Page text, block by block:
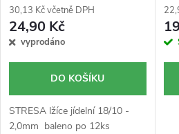
u
k
t
ů
d
u
k
t
ů
30,13 Kč včetně DPH
24,90 Kč
vyprodáno
DO KOŠÍKU
STRESA lžíce jídelní 18/10 -
2,0mm baleno po 12ks